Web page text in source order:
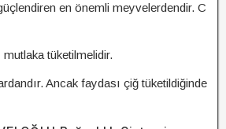
en önemli meyvelerdendir. C
tüketilmelidir.
Ancak faydası çiğ tüketildiğinde